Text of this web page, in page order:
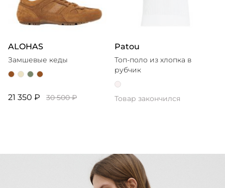
ALOHAS
Замшевые кеды
21 350 ₽ 30 500 ₽
Patou
Топ-поло из хлопка в
рубчик
Товар закончился